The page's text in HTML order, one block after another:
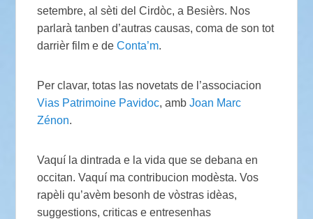
setembre, al sèti del Cirdòc, a Besièrs. Nos
parlarà tanben d’autras causas, coma de son tot
darrièr film e deConta’m.
Per clavar, totas las novetats de l’associacion
Vias Patrimoine Pavidoc, ambJoan Marc
Zénon.
Vaquí la dintrada e la vida que se debana en
occitan. Vaquí ma contribucion modèsta. Vos
rapèli qu’avèm besonh de vòstras idèas,
suggestions, criticas e entresenhas